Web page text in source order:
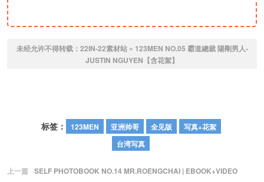
未经允许不得转载： 22IN-22素材站» 123MEN NO.05 霸道總裁 陽剛男人-
JUSTIN NGUYEN【含花絮】
标签： 123MEN 亚洲帅哥 全见版
写真+花絮
台湾写真
上一篇 SELF PHOTOBOOK NO.14 MR.ROENGCHAI | EBOOK+VIDEO